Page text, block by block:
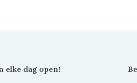
elke dag open!